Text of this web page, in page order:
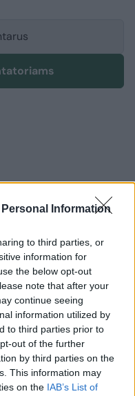
Information
to third parties, or
information for
the below opt-out
note that after your
continue seeing
information utilized by
to third parties prior to
out of the further
by third parties on the
This information may
on the IAB’s List of
ir pasaulio
(1)